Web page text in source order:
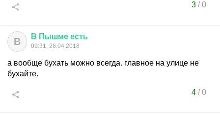
3/0
В В Пышме есть
09:31, 26.04.2018
а вообще бухать можно всегда. главное на улице не
бухайте.
4/0